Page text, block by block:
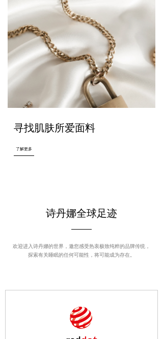
欢迎进入诗丹娜的世界，邀您感受热衷极致纯粹的品牌传统，
探索有关睡眠的任何可能性，将可能成为存在。
诗丹娜全球足迹
了解更多
寻找肌肤所爱面料